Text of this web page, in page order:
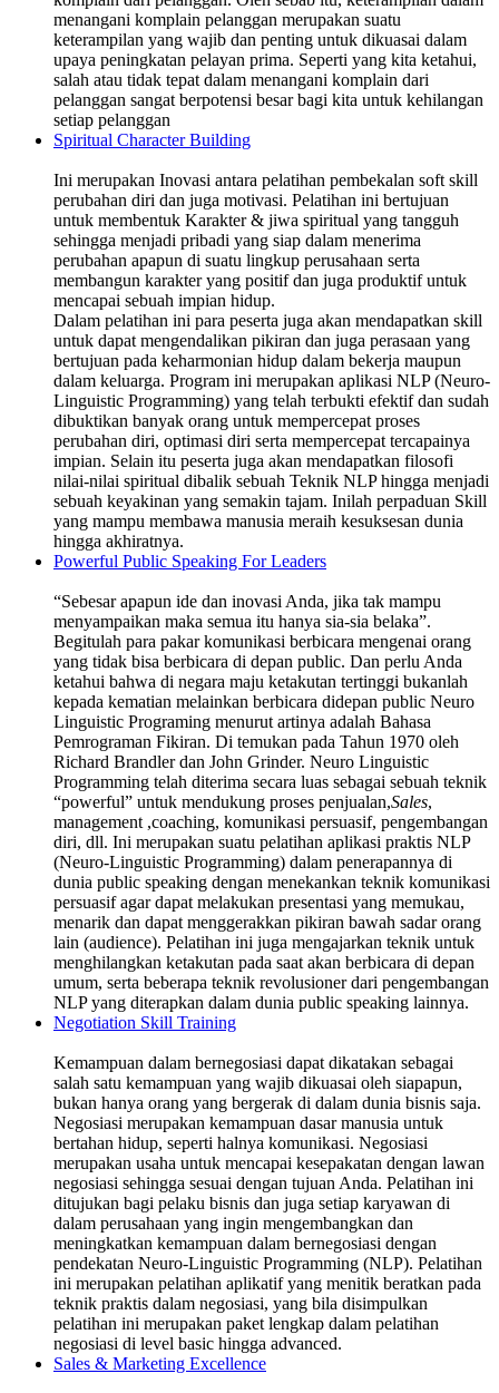
menangani komplain pelanggan merupakan suatu
keterampilan yang wajib dan penting untuk dikuasai dalam
upaya peningkatan pelayan prima. Seperti yang kita ketahui,
salah atau tidak tepat dalam menangani komplain dari
pelanggan sangat berpotensi besar bagi kita untuk kehilangan
setiap pelanggan
Spiritual Character Building
Ini merupakan Inovasi antara pelatihan pembekalan soft skill
perubahan diri dan juga motivasi. Pelatihan ini bertujuan
untuk membentuk Karakter & jiwa spiritual yang tangguh
sehingga menjadi pribadi yang siap dalam menerima
perubahan apapun di suatu lingkup perusahaan serta
membangun karakter yang positif dan juga produktif untuk
mencapai sebuah impian hidup.
Dalam pelatihan ini para peserta juga akan mendapatkan skill
untuk dapat mengendalikan pikiran dan juga perasaan yang
bertujuan pada keharmonian hidup dalam bekerja maupun
dalam keluarga. Program ini merupakan aplikasi NLP (Neuro-
Linguistic Programming) yang telah terbukti efektif dan sudah
dibuktikan banyak orang untuk mempercepat proses
perubahan diri, optimasi diri serta mempercepat tercapainya
impian. Selain itu peserta juga akan mendapatkan filosofi
nilai-nilai spiritual dibalik sebuah Teknik NLP hingga menjadi
sebuah keyakinan yang semakin tajam. Inilah perpaduan Skill
yang mampu membawa manusia meraih kesuksesan dunia
hingga akhiratnya.
Powerful Public Speaking For Leaders
“Sebesar apapun ide dan inovasi Anda, jika tak mampu
menyampaikan maka semua itu hanya sia-sia belaka”.
Begitulah para pakar komunikasi berbicara mengenai orang
yang tidak bisa berbicara di depan public. Dan perlu Anda
ketahui bahwa di negara maju ketakutan tertinggi bukanlah
kepada kematian melainkan berbicara didepan public Neuro
Linguistic Programing menurut artinya adalah Bahasa
Pemrograman Fikiran. Di temukan pada Tahun 1970 oleh
Richard Brandler dan John Grinder. Neuro Linguistic
Programming telah diterima secara luas sebagai sebuah teknik
“powerful” untuk mendukung proses penjualan,Sales,
management ,coaching, komunikasi persuasif, pengembangan
diri, dll. Ini merupakan suatu pelatihan aplikasi praktis NLP
(Neuro-Linguistic Programming) dalam penerapannya di
dunia public speaking dengan menekankan teknik komunikasi
persuasif agar dapat melakukan presentasi yang memukau,
menarik dan dapat menggerakkan pikiran bawah sadar orang
lain (audience). Pelatihan ini juga mengajarkan teknik untuk
menghilangkan ketakutan pada saat akan berbicara di depan
umum, serta beberapa teknik revolusioner dari pengembangan
NLP yang diterapkan dalam dunia public speaking lainnya.
Negotiation Skill Training
Kemampuan dalam bernegosiasi dapat dikatakan sebagai
salah satu kemampuan yang wajib dikuasai oleh siapapun,
bukan hanya orang yang bergerak di dalam dunia bisnis saja.
Negosiasi merupakan kemampuan dasar manusia untuk
bertahan hidup, seperti halnya komunikasi. Negosiasi
merupakan usaha untuk mencapai kesepakatan dengan lawan
negosiasi sehingga sesuai dengan tujuan Anda. Pelatihan ini
ditujukan bagi pelaku bisnis dan juga setiap karyawan di
dalam perusahaan yang ingin mengembangkan dan
meningkatkan kemampuan dalam bernegosiasi dengan
pendekatan Neuro-Linguistic Programming (NLP). Pelatihan
ini merupakan pelatihan aplikatif yang menitik beratkan pada
teknik praktis dalam negosiasi, yang bila disimpulkan
pelatihan ini merupakan paket lengkap dalam pelatihan
negosiasi di level basic hingga advanced.
Sales & Marketing Excellence